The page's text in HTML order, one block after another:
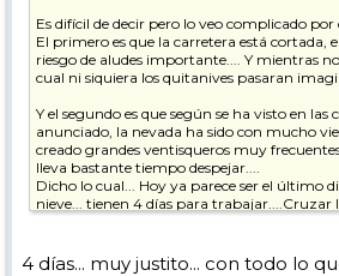
Es difícil de decir pero lo veo complicado por
El primero es que la carretera está cortada,
riesgo de aludes importante.... Y mientras
cual ni siquiera los quitanives pasaran
Y el segundo es que según se ha visto en las
anunciado, la nevada ha sido con mucho
creado grandes ventisqueros muy
lleva bastante tiempo despejar....
Dicho lo cual... Hoy ya parece ser el último
nieve... tienen 4 días para trabajar....Cruzar
4 días... muy justito... con todo lo